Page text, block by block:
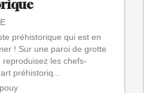
préhistorique qui est en
! Sur une paroi de grotte
reproduisez les chefs-
préhistoriq...